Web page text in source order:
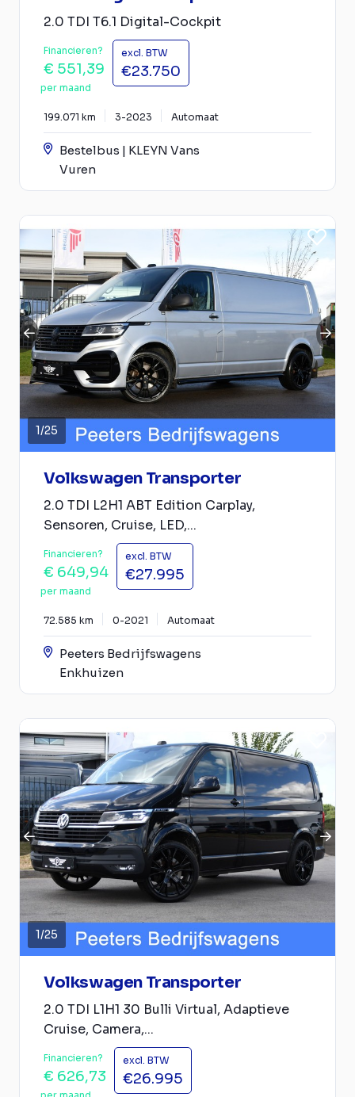
2.0 TDI T6.1 Digital-Cockpit
Financieren?
€ 551,39
per maand
excl. BTW
€23.750
199.071 km 3-2023 Automaat
Bestelbus | KLEYN Vans
Vuren
1/25
Volkswagen Transporter
2.0 TDI L2H1 ABT Edition Carplay,
Sensoren, Cruise, LED,...
Financieren?
€ 649,94
per maand
excl. BTW
€27.995
72.585 km 0-2021 Automaat
Peeters Bedrijfswagens
Enkhuizen
1/25
Volkswagen Transporter
2.0 TDI L1H1 30 Bulli Virtual, Adaptieve
Cruise, Camera,...
Financieren?
€ 626,73
per maand
excl. BTW
€26.995